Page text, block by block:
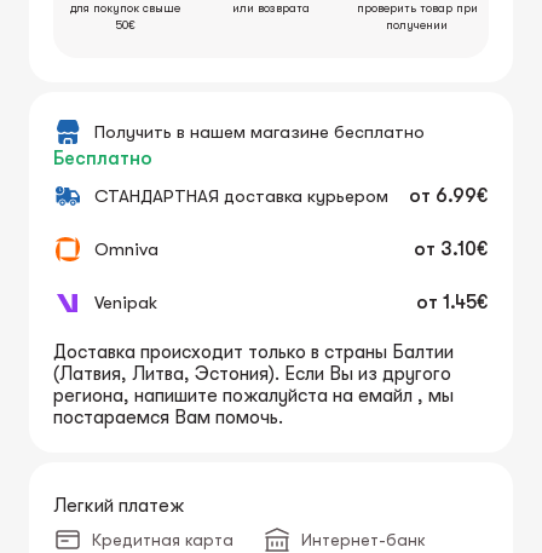
для покупок свыше
50€
или возврата
проверить товар при
получении
Получить в нашем магазине бесплатно
Бесплатно
СТАНДАРТНАЯ доставка курьером
от 6.99€
Omniva от 3.10€
Venipak от 1.45€
Доставка происходит только в страны Балтии
(Латвия, Литва, Эстония). Если Вы из другого
региона, напишите пожалуйста на емайл , мы
постараемся Вам помочь.
Легкий платеж
Кредитная карта Интернет-банк